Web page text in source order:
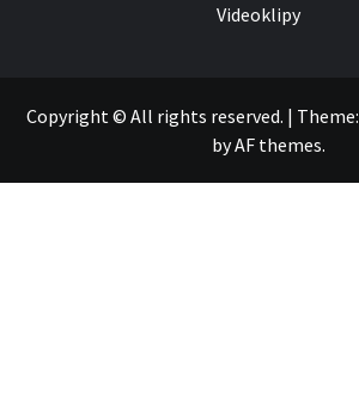
Videoklipy
Copyright © All rights reserved. | Theme:
byAF themes.